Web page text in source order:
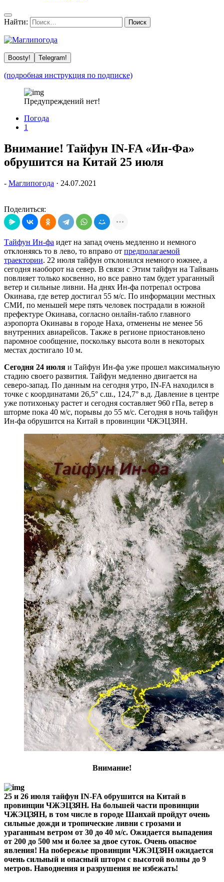
Найти:
Boosty! Telegram!
(подробная инструкция по подписке)
Предупреждений нет!
Погода
1
Внимание! Тайфун IN-FA «Ин-Фа»
обрушится на Китай 25 июля
- Маглипогода · 24.07.2021
Поделиться:
Тайфун Ин-фа идет на запад очень медленно и немного
отклоняясь то в лево, то вправо от предполагаемой
траектории. 22 июля тайфун отклонился немного южнее, а
сегодня наоборот на север. В связи с Этим тайфун на Тайвань
повлияет только косвенно, но все равно там будет ураганный
ветер и сильные ливни. На днях Ин-фа потрепал острова
Окинава, где ветер достигал 55 м/с. По информации местных
СМИ, по меньшей мере пять человек пострадали в южной
префектуре Окинава, согласно онлайн-табло главного
аэропорта Окинавы в городе Наха, отменены не менее 56
внутренних авиарейсов. Также в регионе приостановлено
паромное сообщение, поскольку высота волн в некоторых
местах достигало 10 м.
Сегодня 24 июля и Тайфун Ин-фа уже прошел максимальную
стадию своего развития. Тайфун медленно двигается на
северо-запад. По данным на сегодня утро, IN-FA находился в
точке с координатами 26,5° с.ш., 124,7° в.д. Давление в центре
уже потихоньку растет и сегодня составляет 960 гПа, ветер в
шторме пока 40 м/с, порывы до 55 м/с. Сегодня в ночь тайфун
Ин-фа обрушится на Китай в провинции ЧЖЭЦЗЯН.
Внимание!
25 и 26 июля тайфун IN-FA обрушится на Китай в
провинции ЧЖЭЦЗЯН. На большей части провинции
ЧЖЭЦЗЯН, в том числе в городе Шанхай пройдут очень
сильные дожди и тропические ливни с грозами и
ураганным ветром от 30 до 40 м/с. Ожидается выпадения
от 200 до 500 мм и более за двое суток. Очень опасное
явления! На побережье провинции ЧЖЭЦЗЯН ожидается
очень сильный и опасный шторм с высотой волны до 9
метров. Наводнения и разрушения не избежать!